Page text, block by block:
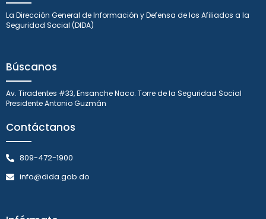
La Dirección General de Información y Defensa de los Afiliados a la
Seguridad Social (DIDA)
Búscanos
Av. Tiradentes #33, Ensanche Naco. Torre de la Seguridad Social
Presidente Antonio Guzmán
Contáctanos
809-472-1900
info@dida.gob.do